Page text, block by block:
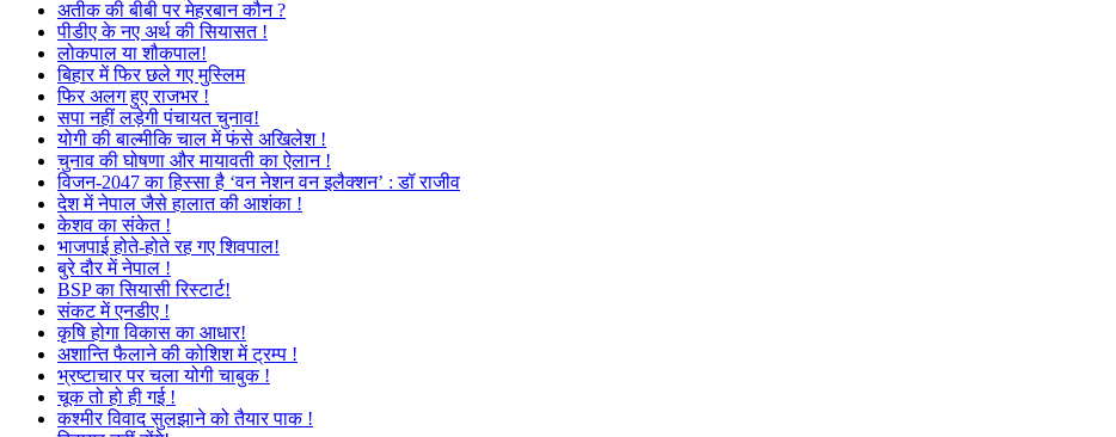
अतीक की बीबी पर मेहरबान कौन ?
पीडीए के नए अर्थ की सियासत !
लोकपाल या शौकपाल!
बिहार में फिर छले गए मुस्लिम
फिर अलग हुए राजभर !
सपा नहीं लड़ेगी पंचायत चुनाव!
योगी की बाल्मीकि चाल में फंसे अखिलेश !
चुनाव की घोषणा और मायावती का ऐलान !
विजन-2047 का हिस्सा है ‘वन नेशन वन इलैक्शन’ : डॉ राजीव
देश में नेपाल जैसे हालात की आशंका !
केशव का संकेत !
भाजपाई होते-होते रह गए शिवपाल!
बुरे दौर में नेपाल !
BSP का सियासी रिस्टार्ट!
संकट में एनडीए !
कृषि होगा विकास का आधार!
अशान्ति फैलाने की कोशिश में ट्रम्प !
भ्रष्टाचार पर चला योगी चाबुक !
चूक तो हो ही गई !
कश्मीर विवाद सुलझाने को तैयार पाक !